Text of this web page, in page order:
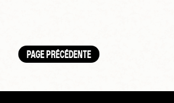
PAGE PRÉCÉDENTE